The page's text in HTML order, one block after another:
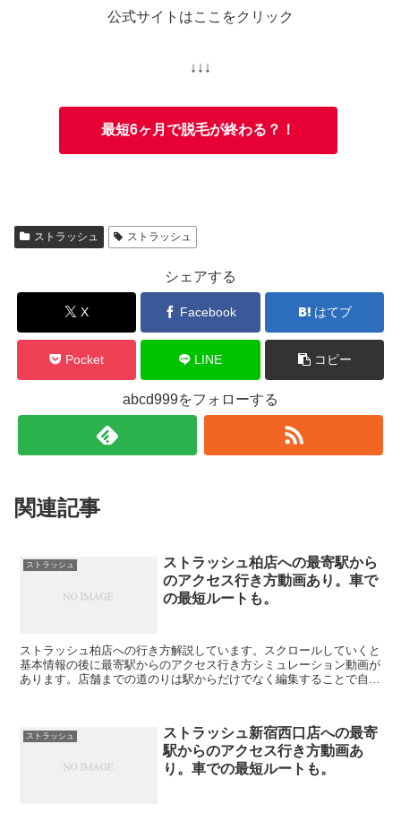
公式サイトはここをクリック
↓↓↓
最短6ヶ月で脱毛が終わる？！
ストラッシュ ストラッシュ
シェアする
X Facebook はてブ
Pocket LINE コピー
abcd999をフォローする
関連記事
ストラッシュ
ストラッシュ柏店への最寄駅から
のアクセス行き方動画あり。車で
の最短ルートも。
ストラッシュ柏店への行き方解説しています。スクロールしていくと
基本情報の後に最寄駅からのアクセス行き方シミュレーション動画が
あります。店舗までの道のりは駅からだけでなく編集することで自由
ストラッシュ
ストラッシュ新宿西口店への最寄
駅からのアクセス行き方動画あ
り。車での最短ルートも。